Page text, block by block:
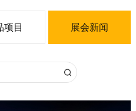
项目 展会新闻